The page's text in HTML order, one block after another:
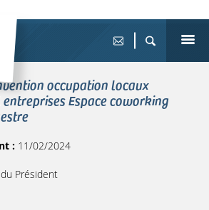
occupation locaux
Espace coworking
: 11/02/2024
Président